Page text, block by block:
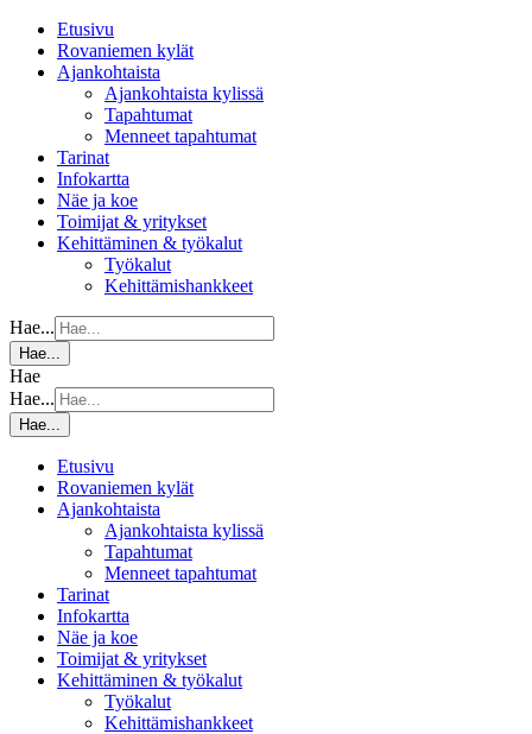
Etusivu
Rovaniemen kylät
Ajankohtaista
Ajankohtaista kylissä
Tapahtumat
Menneet tapahtumat
Tarinat
Infokartta
Näe ja koe
Toimijat & yritykset
Kehittäminen & työkalut
Työkalut
Kehittämishankkeet
Hae...
Hae...
Hae
Hae...
Hae...
Etusivu
Rovaniemen kylät
Ajankohtaista
Ajankohtaista kylissä
Tapahtumat
Menneet tapahtumat
Tarinat
Infokartta
Näe ja koe
Toimijat & yritykset
Kehittäminen & työkalut
Työkalut
Kehittämishankkeet